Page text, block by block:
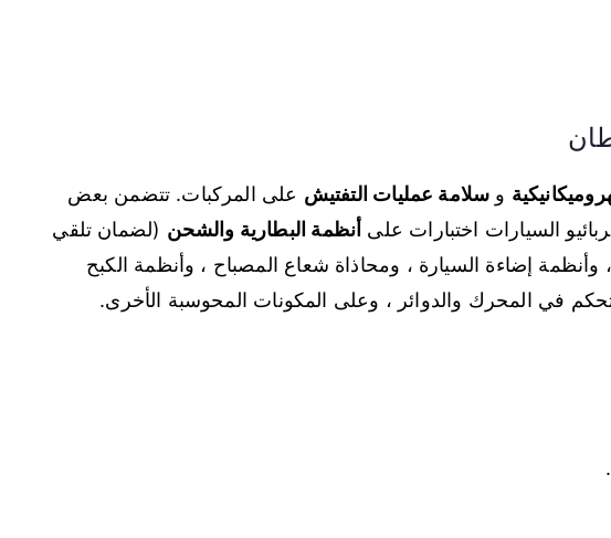
و سلامة عمليات التفتيش على المركبات. تتضمن بعض
السيارات اختبارات على أنظمة البطارية والشحن (لضمان تلقي
وأنظمة إضاءة السيارة ، ومحاذاة شعاع المصباح ، وأنظمة الكبح